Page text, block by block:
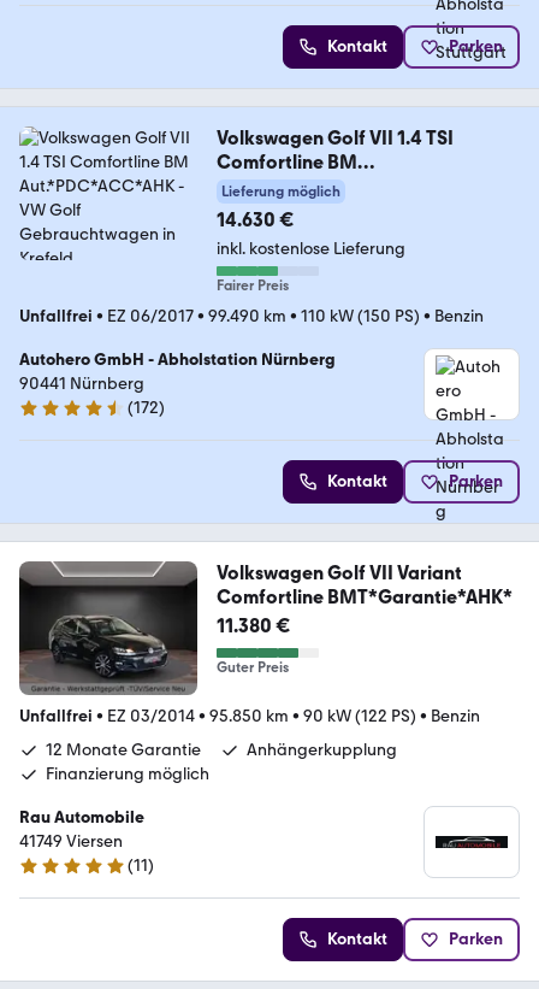
Kontakt Parken
Volkswagen Golf VII 1.4 TSI
Comfortline BM
Aut.*PDC*ACC*AHK
Lieferung möglich
14.630 €
inkl. kostenlose Lieferung
Fairer Preis
Unfallfrei • EZ 06/2017• 99.490 km • 110 kW (150 PS) • Benzin
Autohero GmbH - Abholstation Nürnberg
90441 Nürnberg
4.5 Sterne
(172)
Kontakt Parken
Volkswagen Golf VII Variant
Comfortline BMT*Garantie*AHK*
11.380 €
Guter Preis
Unfallfrei • EZ 03/2014• 95.850 km • 90 kW (122 PS) • Benzin
12 Monate Garantie
Anhängerkupplung
Finanzierung möglich
Rau Automobile
41749 Viersen
5 Sterne
(11)
Kontakt Parken